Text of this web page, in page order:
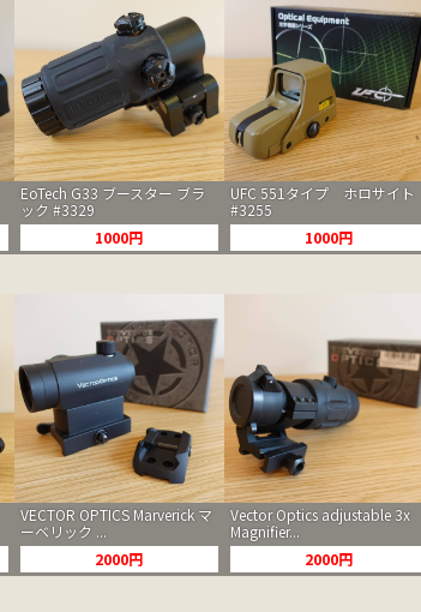
EoTech G33 ブースター ブラ
ック #3329
1000円
UFC 551タイプ ホロサイト
#3255
1000円
VECTOR OPTICS Marverick マ
ーベリック ...
2000円
Vector Optics adjustable 3x
Magnifier...
2000円